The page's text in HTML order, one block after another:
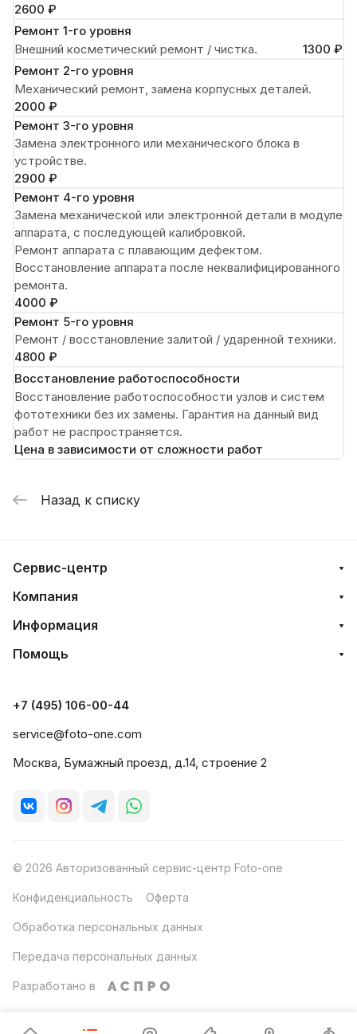
2600 ₽
Ремонт 1-го уровня
Внешний косметический ремонт / чистка.
1300 ₽
Ремонт 2-го уровня
Механический ремонт, замена корпусных деталей.
2000 ₽
Ремонт 3-го уровня
Замена электронного или механического блока в
устройстве.
2900 ₽
Ремонт 4-го уровня
Замена механической или электронной детали в модуле
аппарата, с последующей калибровкой.
Ремонт аппарата с плавающим дефектом.
Восстановление аппарата после неквалифицированного
ремонта.
4000 ₽
Ремонт 5-го уровня
Ремонт / восстановление залитой / ударенной техники.
4800 ₽
Восстановление работоспособности
Восстановление работоспособности узлов и систем
фототехники без их замены. Гарантия на данный вид
работ не распространяется.
Цена в зависимости от сложности работ
Назад к списку
Сервис-центр
Компания
Информация
Помощь
+7 (495) 106-00-44
service@foto-one.com
Москва, Бумажный проезд, д.14, строение 2
© 2026 Авторизованный сервис-центр Foto-one
Конфиденциальность Оферта
Обработка персональных данных
Передача персональных данных
Разработано в